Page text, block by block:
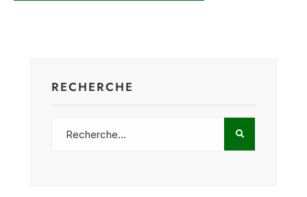
RECHERCHE